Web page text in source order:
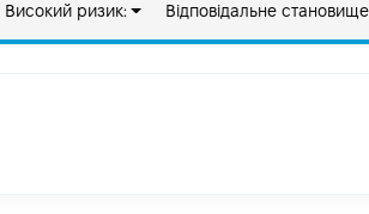
Високий ризик: Відповідальне